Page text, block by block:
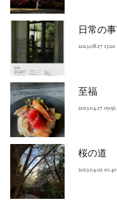
日常の
2023.08.17 13:20
至福
2023.04.17 09:56
桜の道
2023.04.02 10:40